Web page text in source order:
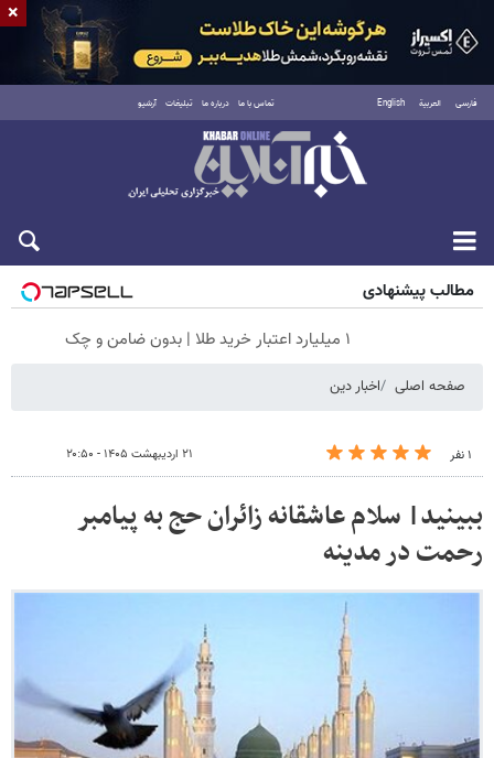
فارسی العربية English تماس با ما درباره ما تبلیغات آرشیو
جمعه ۱۶ مرداد ۱۴۰۵
مطالب پیشنهادی
۱ میلیارد اعتبار خرید طلا | بدون ضامن و چک
صفحه اصلی اخبار دین
۱ نفر ۲۱ اردیبهشت ۱۴۰۵ - ۲۰:۵۰
ببینید| سلام عاشقانه زائران حج به پیامبر
رحمت در مدینه
×